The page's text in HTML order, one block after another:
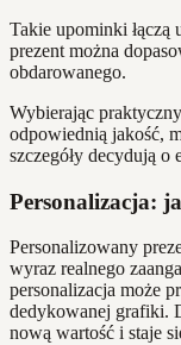
Takie upominki łączą
prezent można
obdarowanego.
Wybierając
odpowiednią jakość,
szczegóły decydują o
Personalizacja:
Personalizowany
wyraz realnego
personalizacja może
dedykowanej grafiki.
nową wartość i staje